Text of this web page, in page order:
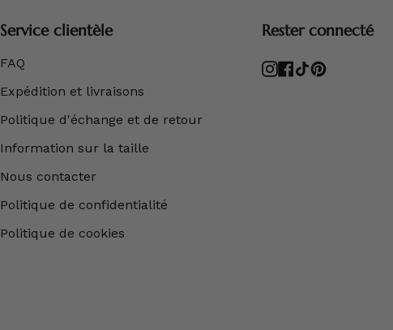
Service clientèle
FAQ
Expédition et livraisons
Politique d'échange et de retour
Information sur la taille
Nous contacter
Politique de confidentialité
Politique de cookies
Rester connecté
Instagram
Facebook
TikTokPinterest